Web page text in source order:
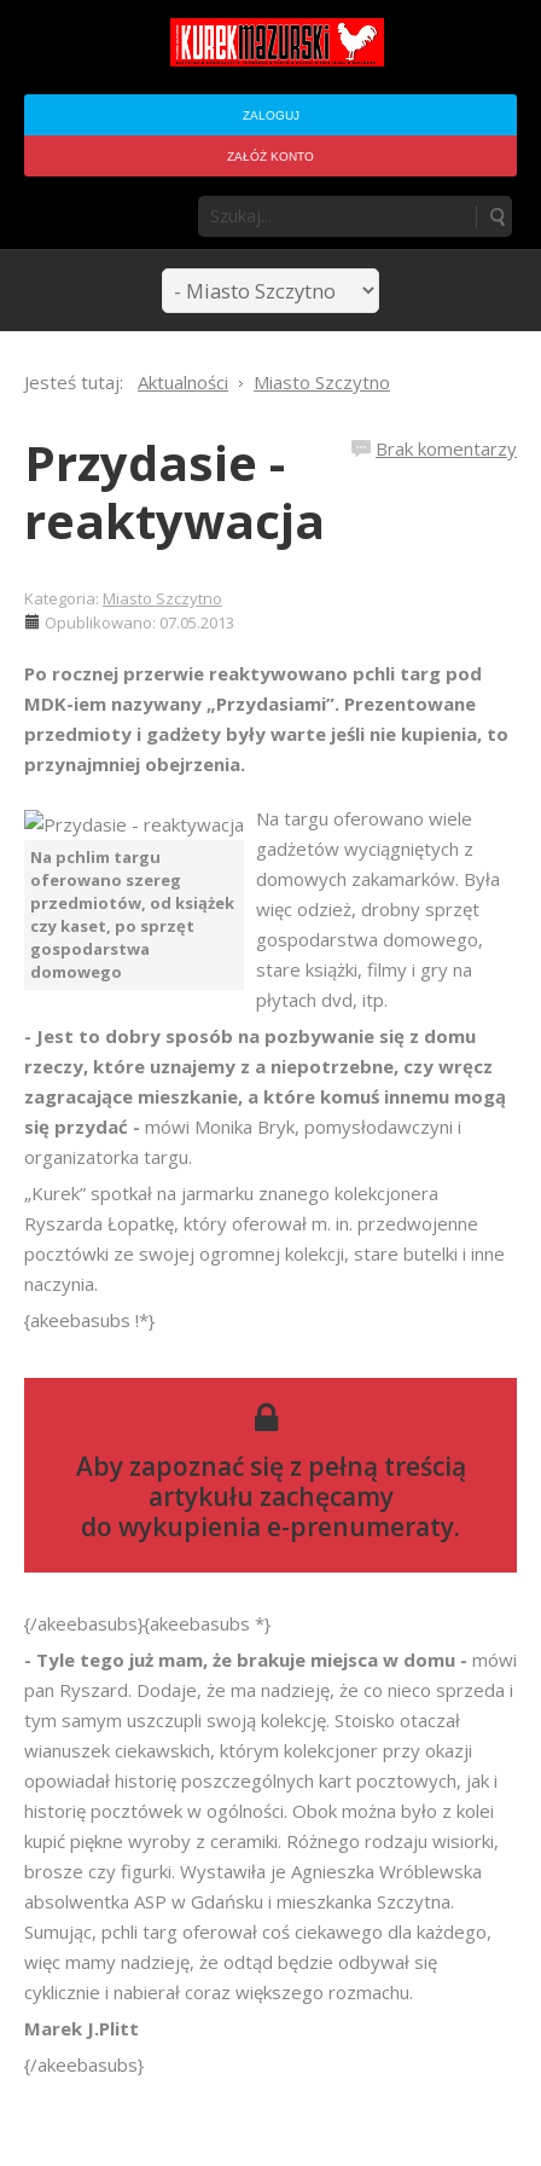
ZALOGUJ
ZAŁÓŻ KONTO
Jesteś tutaj: Aktualności Miasto Szczytno
Brak komentarzy
Przydasie -
reaktywacja
Kategoria: Miasto Szczytno
Opublikowano: 07.05.2013
Po rocznej przerwie reaktywowano pchli targ pod
MDK-iem nazywany „Przydasiami”. Prezentowane
przedmioty i gadżety były warte jeśli nie kupienia, to
przynajmniej obejrzenia.
Na pchlim targu
oferowano szereg
przedmiotów, od książek
czy kaset, po sprzęt
gospodarstwa
domowego
Na targu oferowano wiele
gadżetów wyciągniętych z
domowych zakamarków. Była
więc odzież, drobny sprzęt
gospodarstwa domowego,
stare książki, filmy i gry na
płytach dvd, itp.
- Jest to dobry sposób na pozbywanie się z domu
rzeczy, które uznajemy z a niepotrzebne, czy wręcz
zagracające mieszkanie, a które komuś innemu mogą
się przydać - mówi Monika Bryk, pomysłodawczyni i
organizatorka targu.
„Kurek” spotkał na jarmarku znanego kolekcjonera
Ryszarda Łopatkę, który oferował m. in. przedwojenne
pocztówki ze swojej ogromnej kolekcji, stare butelki i inne
naczynia.
{akeebasubs !*}
Aby zapoznać się z pełną treścią
artykułu zachęcamy
do wykupienia e-prenumeraty.
{/akeebasubs}{akeebasubs *}
- Tyle tego już mam, że brakuje miejsca w domu - mówi
pan Ryszard. Dodaje, że ma nadzieję, że co nieco sprzeda i
tym samym uszczupli swoją kolekcję. Stoisko otaczał
wianuszek ciekawskich, którym kolekcjoner przy okazji
opowiadał historię poszczególnych kart pocztowych, jak i
historię pocztówek w ogólności. Obok można było z kolei
kupić piękne wyroby z ceramiki. Różnego rodzaju wisiorki,
brosze czy figurki. Wystawiła je Agnieszka Wróblewska
absolwentka ASP w Gdańsku i mieszkanka Szczytna.
Sumując, pchli targ oferował coś ciekawego dla każdego,
więc mamy nadzieję, że odtąd będzie odbywał się
cyklicznie i nabierał coraz większego rozmachu.
Marek J.Plitt
{/akeebasubs}